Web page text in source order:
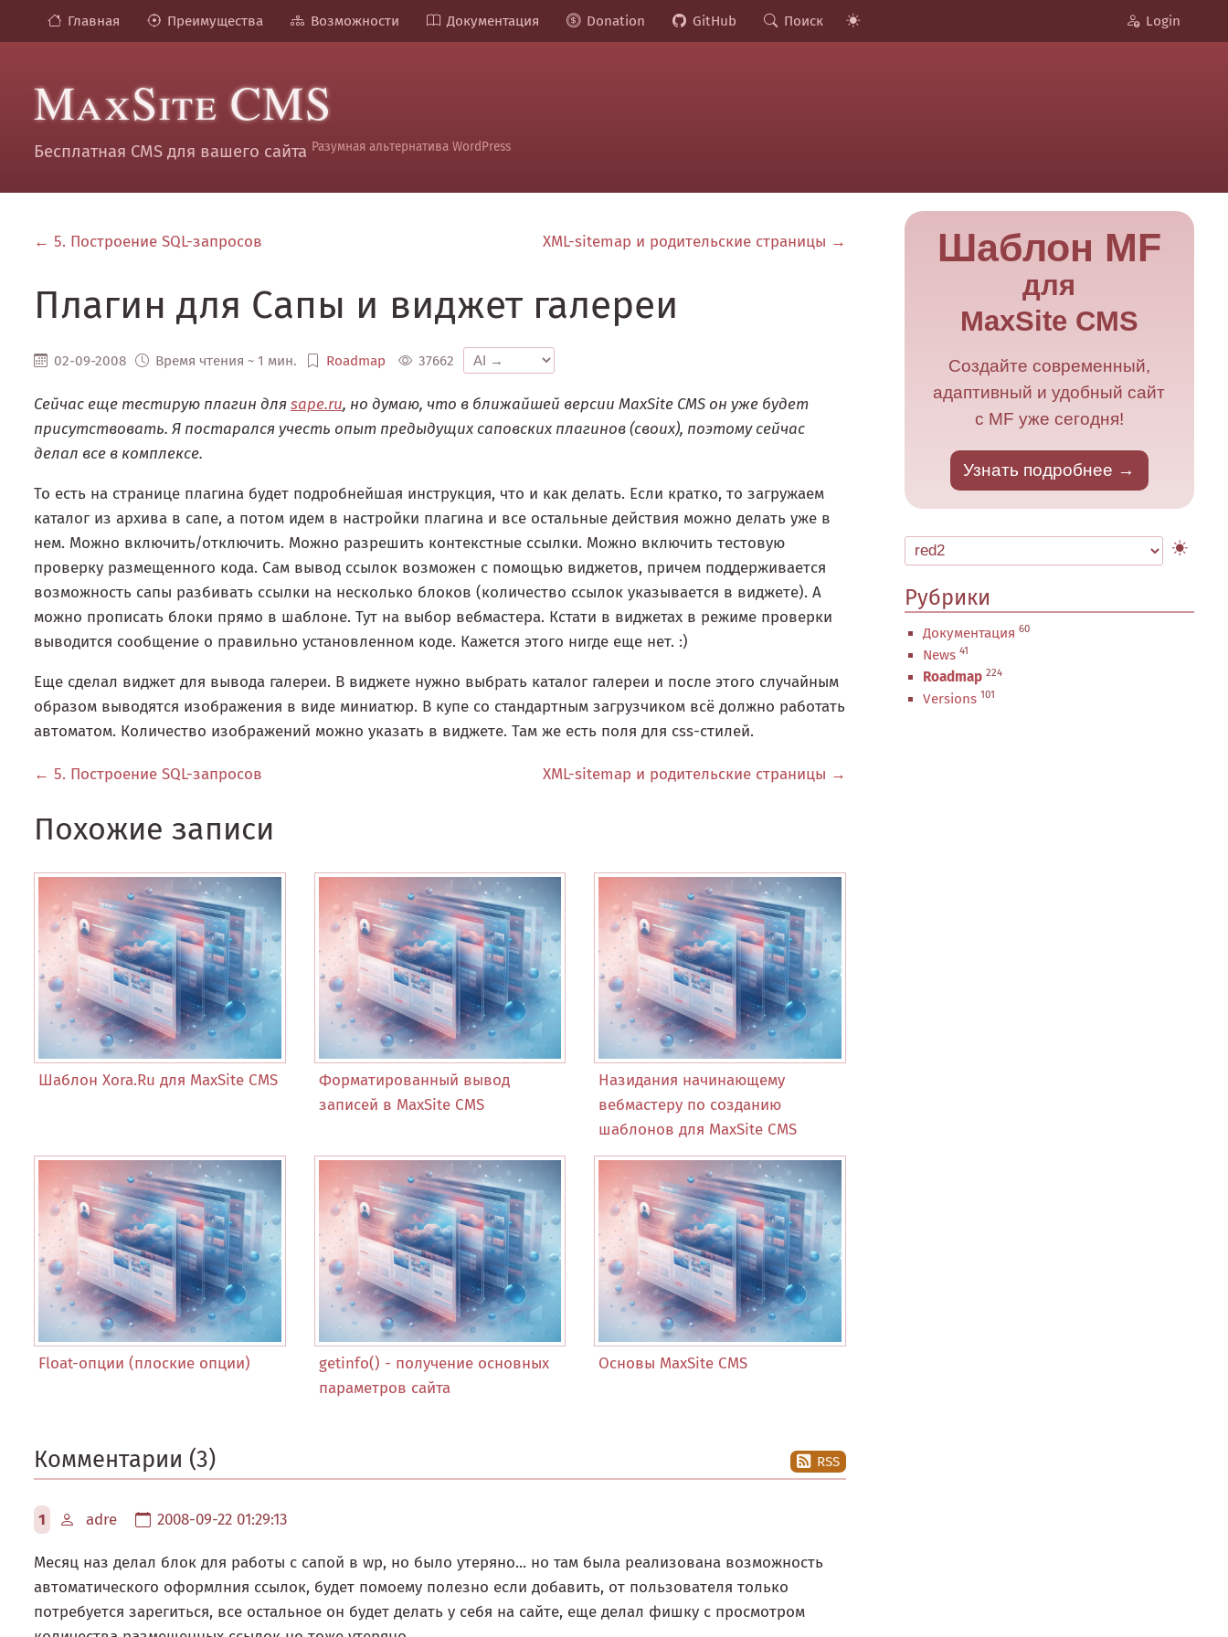
Главная Преимущества Возможности Документация Donation GitHub Поиск Login
MaxSite CMS
Бесплатная CMS для вашего сайта Разумная альтернатива WordPress
← 5. Построение SQL-запросов XML-sitemap и родительские страницы →
Плагин для Сапы и виджет галереи
02-09-2008 Время чтения ~ 1 мин. Roadmap 37662
Сейчас еще тестирую плагин дляsape.ru, но думаю, что в ближайшей версии MaxSite CMS он уже будет
присутствовать. Я постарался учесть опыт предыдущих саповских плагинов (своих), поэтому сейчас
делал все в комплексе.
То есть на странице плагина будет подробнейшая инструкция, что и как делать. Если кратко, то загружаем
каталог из архива в сапе, а потом идем в настройки плагина и все остальные действия можно делать уже в
нем. Можно включить/отключить. Можно разрешить контекстные ссылки. Можно включить тестовую
проверку размещенного кода. Сам вывод ссылок возможен с помощью виджетов, причем поддерживается
возможность сапы разбивать ссылки на несколько блоков (количество ссылок указывается в виджете). А
можно прописать блоки прямо в шаблоне. Тут на выбор вебмастера. Кстати в виджетах в режиме проверки
выводится сообщение о правильно установленном коде. Кажется этого нигде еще нет. :)
Еще сделал виджет для вывода галереи. В виджете нужно выбрать каталог галереи и после этого случайным
образом выводятся изображения в виде миниатюр. В купе со стандартным загрузчиком всё должно работать
автоматом. Количество изображений можно указать в виджете. Там же есть поля для css-стилей.
← 5. Построение SQL-запросов XML-sitemap и родительские страницы →
Похожие записи
Шаблон Xora.Ru для MaxSite CMS
Форматированный вывод
записей в MaxSite CMS
Назидания начинающему
вебмастеру по созданию
шаблонов для MaxSite CMS
Float-опции (плоские опции)
getinfo() - получение основных
параметров сайта
Основы MaxSite CMS
Комментарии (3) RSS
1 adre 2008-09-22 01:29:13
Месяц наз делал блок для работы с сапой в wp, но было утеряно... но там была реализована возможность
автоматического оформлния ссылок, будет помоему полезно если добавить, от пользователя только
потребуется зарегиться, все остальное он будет делать у себя на сайте, еще делал фишку с просмотром
Шаблон MF
для
MaxSite CMS
Создайте современный,
адаптивный и удобный сайт
с MF уже сегодня!
Узнать подробнее
Рубрики
Документация 60
News 41
Roadmap 224
Versions 101